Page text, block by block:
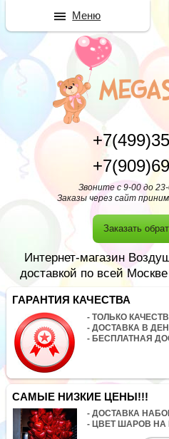
Звоните с 9-00 до
Заказы через сайт
Заказать
Интернет-магазин
доставкой по всей
ГАРАНТИЯ КАЧЕСТВА
- ТОЛЬКО
- ДОСТАВКА В
- БЕСПЛАТНАЯ
САМЫЕ НИЗКИЕ ЦЕНЫ!!!
- ДОСТАВКА
- ЦВЕТ ШАРОВ
Меню